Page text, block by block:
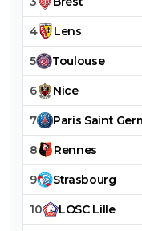
4 Lens
5 Toulouse
6 Nice
7 Paris Saint
8 Rennes
9 Strasbourg
10 LOSC Lille